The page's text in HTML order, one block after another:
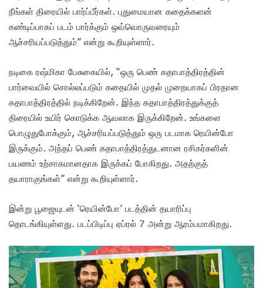
நீங்கள் திரையில் பார்ப்பீர்கள். புதுமையான கதைக்களன்
கண்டிப்பாகப் படம் பார்க்கும் ஒவ்வொருவரையும்
ஆச்சரியப்படுத்தும்” என்று கூறியுள்ளார்.
நடிகை ரஷ்மிகா பேசுகையில், “ஒரு பெண் கதாபாத்திரத்தின்
பார்வையில் சொல்லப்படும் கதையில் முதல் முறையாகப் பிரதான
கதாபாத்திரத்தில் நடிக்கிறேன். இந்த கதாபாத்திரத்துக்குத்
திரையில் உயிர் கொடுக்க ஆவலாக இருக்கிறேன். உங்களை
பொழுதுபோக்கும், ஆச்சரியப்படுத்தும் ஒரு படமாக ரெயின்போ
இருக்கும். அந்தப் பெண் கதாபாத்திரத்துடனான ரசிகர்களின்
பயணம் உற்சாகமானதாக இருக்கப் போகிறது. அதற்குத்
தயாராகுங்கள்” என்று கூறியுள்ளார்.
இன்று பூஜையுடன் ‘ரெயின்போ’ படத்தின் தயாரிப்பு
தொடங்கியுள்ளது. படப்பிடிப்பு ஏப்ரல் 7 அன்று ஆரம்பமாகிறது.